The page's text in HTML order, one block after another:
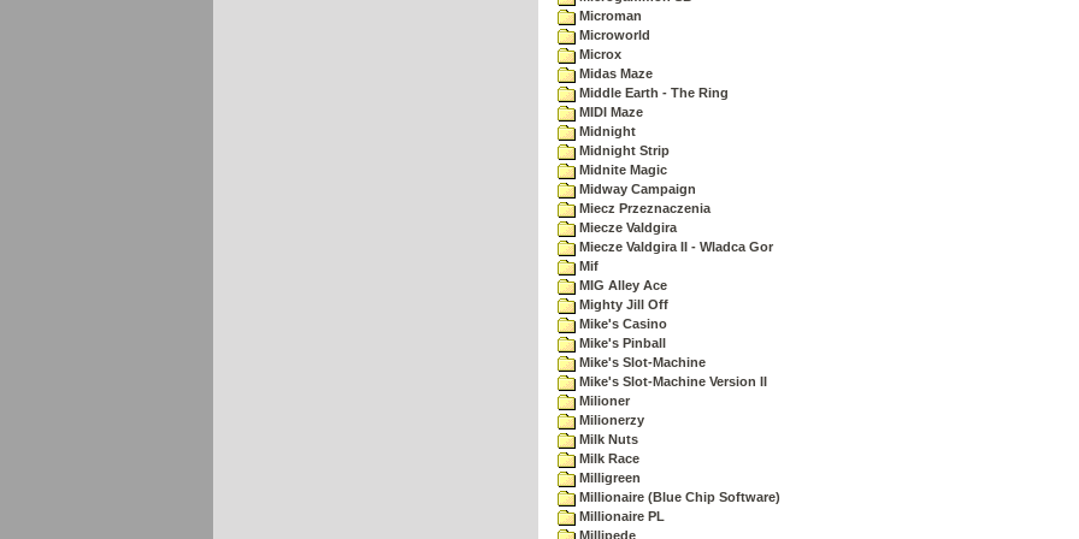
Microman
Microworld
Microx
Midas Maze
Middle Earth - The Ring
MIDI Maze
Midnight
Midnight Strip
Midnite Magic
Midway Campaign
Miecz Przeznaczenia
Miecze Valdgira
Miecze Valdgira II - Wladca Gor
Mif
MIG Alley Ace
Mighty Jill Off
Mike's Casino
Mike's Pinball
Mike's Slot-Machine
Mike's Slot-Machine Version II
Milioner
Milionerzy
Milk Nuts
Milk Race
Milligreen
Millionaire (Blue Chip Software)
Millionaire PL
Millipede